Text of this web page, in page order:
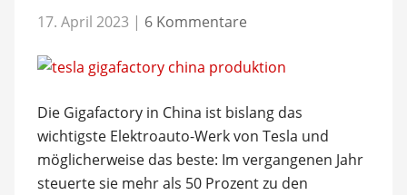
17. April 2023 | 6 Kommentare
Die Gigafactory in China ist bislang das
wichtigste Elektroauto-Werk von Tesla und
möglicherweise das beste: Im vergangenen Jahr
steuerte sie mehr als 50 Prozent zu den